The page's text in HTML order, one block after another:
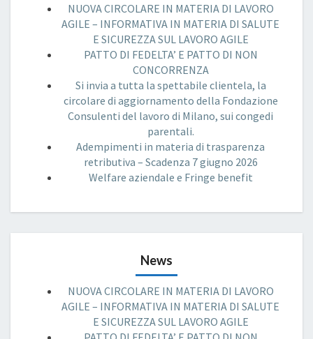
NUOVA CIRCOLARE IN MATERIA DI LAVORO
AGILE – INFORMATIVA IN MATERIA DI SALUTE
E SICUREZZA SUL LAVORO AGILE
PATTO DI FEDELTA’ E PATTO DI NON
CONCORRENZA
Si invia a tutta la spettabile clientela, la
circolare di aggiornamento della Fondazione
Consulenti del lavoro di Milano, sui congedi
parentali.
Adempimenti in materia di trasparenza
retributiva – Scadenza 7 giugno 2026
Welfare aziendale e Fringe benefit
News
NUOVA CIRCOLARE IN MATERIA DI LAVORO
AGILE – INFORMATIVA IN MATERIA DI SALUTE
E SICUREZZA SUL LAVORO AGILE